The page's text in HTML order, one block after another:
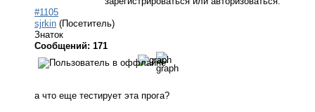
#1105
sjrkin (Посетитель)
Знаток
Сообщений: 171
а что еще тестирует эта прога?